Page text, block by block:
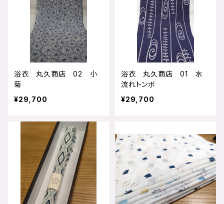
浴衣 丸久商店 02 小
菊
¥29,700
浴衣 丸久商店 01 水
流れトンボ
¥29,700